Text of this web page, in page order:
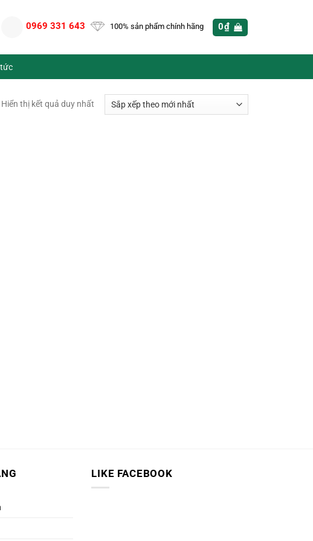
0969 331 643 100% sản phẩm chính hãng 0₫
Hiển thị kết quả duy nhất
LIKE FACEBOOK